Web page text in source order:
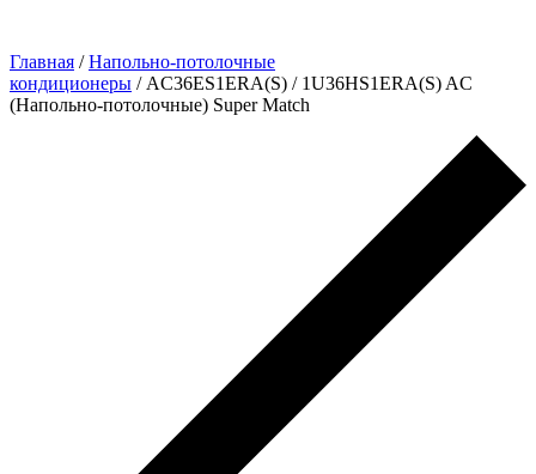
Главная /Напольно-потолочные
кондиционеры / AC36ES1ERA(S) / 1U36HS1ERA(S) AC
(Напольно-потолочные) Super Match